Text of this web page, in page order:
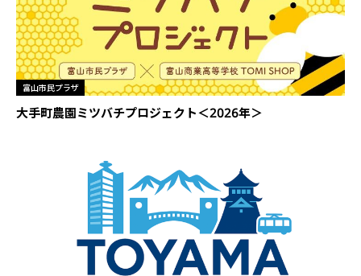
富山市民プラザ
大手町農園ミツバチプロジェクト＜2026年＞